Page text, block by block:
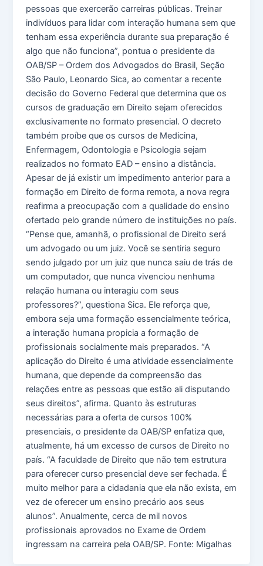
pessoas que exercerão carreiras públicas. Treinar
indivíduos para lidar com interação humana sem que
tenham essa experiência durante sua preparação é
algo que não funciona”, pontua o presidente da
OAB/SP – Ordem dos Advogados do Brasil, Seção
São Paulo, Leonardo Sica, ao comentar a recente
decisão do Governo Federal que determina que os
cursos de graduação em Direito sejam oferecidos
exclusivamente no formato presencial. O decreto
também proíbe que os cursos de Medicina,
Enfermagem, Odontologia e Psicologia sejam
realizados no formato EAD – ensino a distância.
Apesar de já existir um impedimento anterior para a
formação em Direito de forma remota, a nova regra
reafirma a preocupação com a qualidade do ensino
ofertado pelo grande número de instituições no país.
“Pense que, amanhã, o profissional de Direito será
um advogado ou um juiz. Você se sentiria seguro
sendo julgado por um juiz que nunca saiu de trás de
um computador, que nunca vivenciou nenhuma
relação humana ou interagiu com seus
professores?”, questiona Sica. Ele reforça que,
embora seja uma formação essencialmente teórica,
a interação humana propicia a formação de
profissionais socialmente mais preparados. “A
aplicação do Direito é uma atividade essencialmente
humana, que depende da compreensão das
relações entre as pessoas que estão ali disputando
seus direitos”, afirma. Quanto às estruturas
necessárias para a oferta de cursos 100%
presenciais, o presidente da OAB/SP enfatiza que,
atualmente, há um excesso de cursos de Direito no
país. “A faculdade de Direito que não tem estrutura
para oferecer curso presencial deve ser fechada. É
muito melhor para a cidadania que ela não exista, em
vez de oferecer um ensino precário aos seus
alunos”. Anualmente, cerca de mil novos
profissionais aprovados no Exame de Ordem
ingressam na carreira pela OAB/SP. Fonte: Migalhas